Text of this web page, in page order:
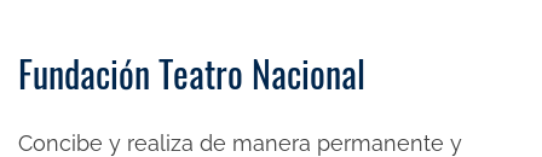
Fundación Teatro Nacional
Concibe y realiza de manera permanente y